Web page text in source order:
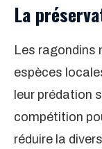
La
Les ragondins
espèces
leur prédation
compétition
réduire la